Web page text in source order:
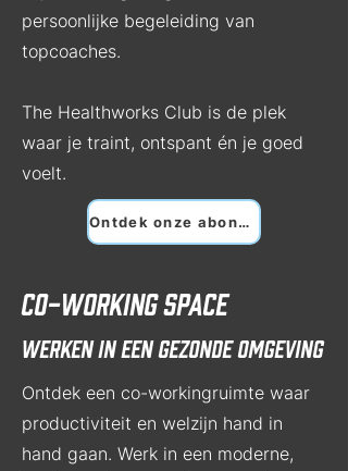
persoonlijke begeleiding van
topcoaches.
The Healthworks Club is de plek
waar je traint, ontspant én je goed
voelt.
Ontdek onze abonnementen
Co-working space
werken in een gezonde omgeving
Ontdek een co-workingruimte waar
productiviteit en welzijn hand in
hand gaan. Werk in een moderne,